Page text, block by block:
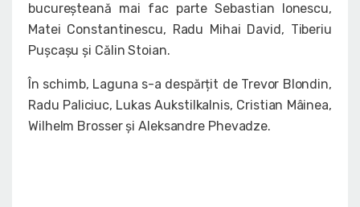
bucureșteană mai fac parte Sebastian Ionescu,
Matei Constantinescu, Radu Mihai David, Tiberiu
Pușcașu și Călin Stoian.
În schimb, Laguna s-a despărțit de Trevor Blondin,
Radu Paliciuc, Lukas Aukstilkalnis, Cristian Mâinea,
Wilhelm Brosser și Aleksandre Phevadze.